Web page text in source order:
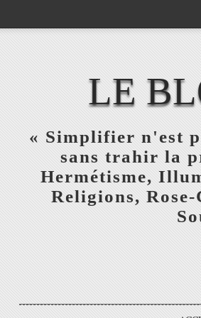
LE
« Simplifier n'est
sans trahir la
Hermétisme,
Religions,